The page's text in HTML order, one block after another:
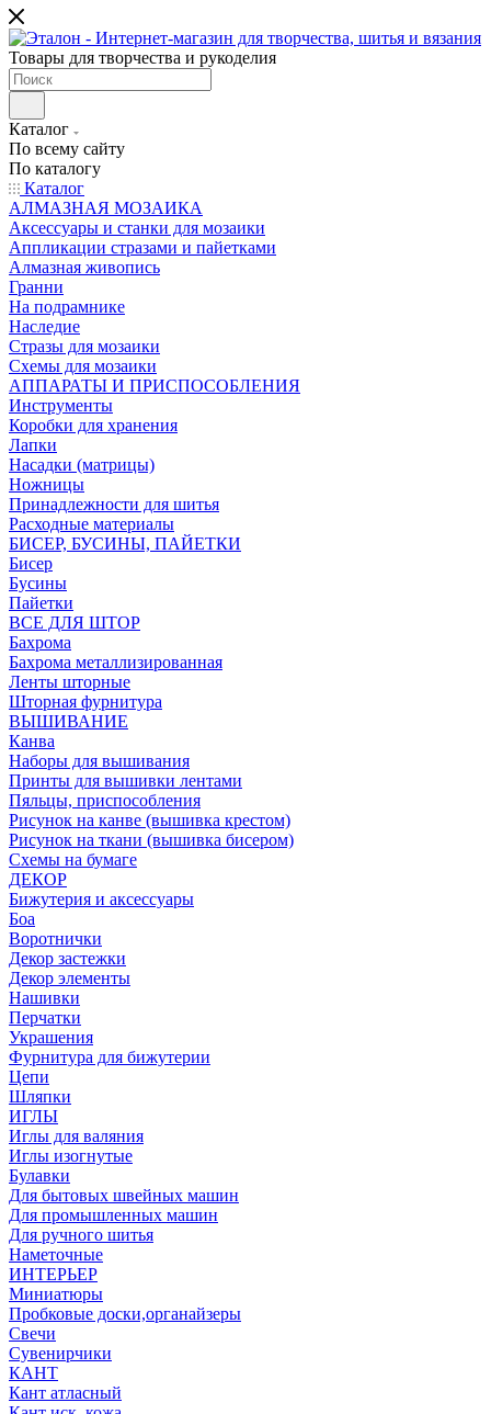
Товары для творчества и рукоделия
Каталог
По всему сайту
По каталогу
Каталог
АЛМАЗНАЯ МОЗАИКА
Аксессуары и станки для мозаики
Аппликации стразами и пайетками
Алмазная живопись
Гранни
На подрамнике
Наследие
Стразы для мозаики
Схемы для мозаики
АППАРАТЫ И ПРИСПОСОБЛЕНИЯ
Инструменты
Коробки для хранения
Лапки
Насадки (матрицы)
Ножницы
Принадлежности для шитья
Расходные материалы
БИСЕР, БУСИНЫ, ПАЙЕТКИ
Бисер
Бусины
Пайетки
ВСЕ ДЛЯ ШТОР
Бахрома
Бахрома металлизированная
Ленты шторные
Шторная фурнитура
ВЫШИВАНИЕ
Канва
Наборы для вышивания
Принты для вышивки лентами
Пяльцы, приспособления
Рисунок на канве (вышивка крестом)
Рисунок на ткани (вышивка бисером)
Схемы на бумаге
ДЕКОР
Бижутерия и аксессуары
Боа
Воротнички
Декор застежки
Декор элементы
Нашивки
Перчатки
Украшения
Фурнитура для бижутерии
Цепи
Шляпки
ИГЛЫ
Иглы для валяния
Иглы изогнутые
Булавки
Для бытовых швейных машин
Для промышленных машин
Для ручного шитья
Наметочные
ИНТЕРЬЕР
Миниатюры
Пробковые доски,органайзеры
Свечи
Сувенирчики
КАНТ
Кант атласный